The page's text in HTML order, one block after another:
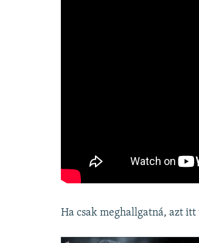
Ha csak meghallgatná, azt itt